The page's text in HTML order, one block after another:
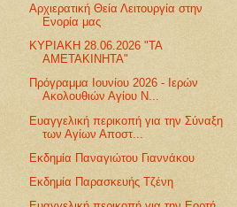
Αρχιερατική Θεία Λειτουργία στην
Ενορία μας
ΚΥΡΙΑΚΗ 28.06.2026 "ΤΑ
ΑΜΕΤΑΚΙΝΗΤΑ"
Πρόγραμμα Ιουνίου 2026 - Ιερών
Ακολουθιών Αγίου Ν...
Ευαγγελική περικοπή για την Σύναξη
των Αγίων Αποστ...
Εκδημία Παναγιώτου Γιαννάκου
Εκδημία Παρασκευής Τζένη